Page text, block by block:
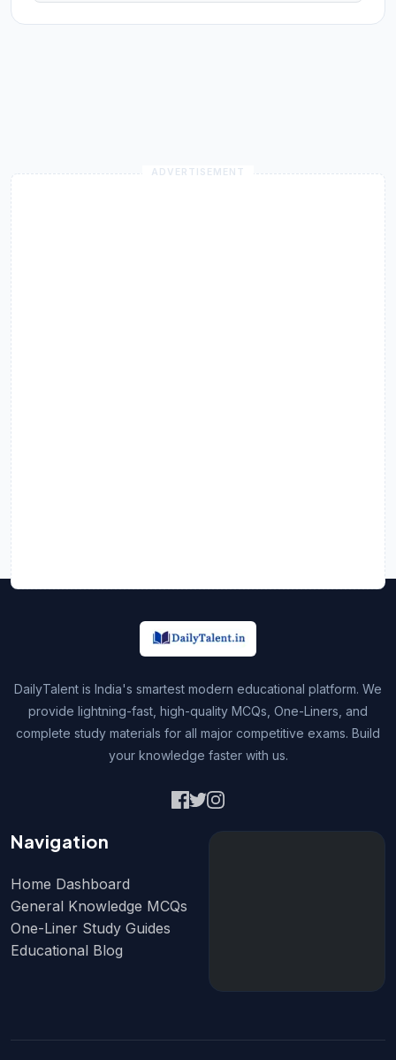
DailyTalent is India's smartest modern educational platform. We
provide lightning-fast, high-quality MCQs, One-Liners, and
complete study materials for all major competitive exams. Build
your knowledge faster with us.
Navigation
Home Dashboard
General Knowledge MCQs
One-Liner Study Guides
Educational Blog